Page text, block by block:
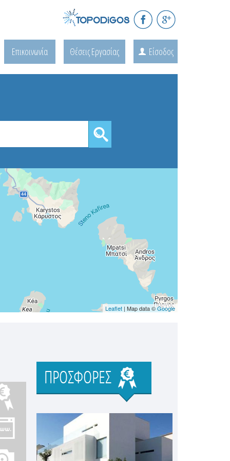
Επικοινωνία Θέσεις Εργασίας Είσοδος
Leaflet | Map data ©Google